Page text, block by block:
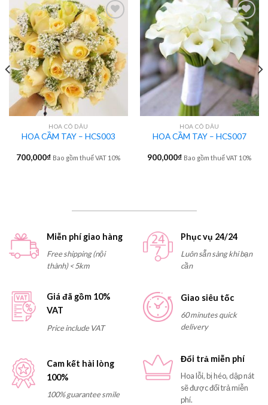
HOA CÔ DÂU
HOA CẦM TAY – HCS003
700,000₫ Bao gồm thuế VAT 10%
HOA CÔ DÂU
HOA CẦM TAY – HCS007
900,000₫ Bao gồm thuế VAT 10%
Miễn phí giao hàng
Free shipping (nội
thành) < 5km
Phục vụ 24/24
Luôn sẵn sàng khi bạn
cần
Giá đã gồm 10%
VAT
Price include VAT
Giao siêu tốc
60 minutes quick
delivery
Cam kết hài lòng
100%
100% guarantee smile
Đổi trả miễn phí
Hoa lỗi, bị héo, dập nát
sẽ được đổi trả miễn
phí.